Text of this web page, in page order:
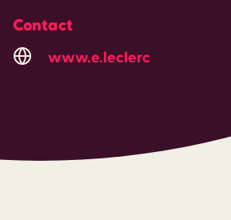
Contact
www.e.leclerc